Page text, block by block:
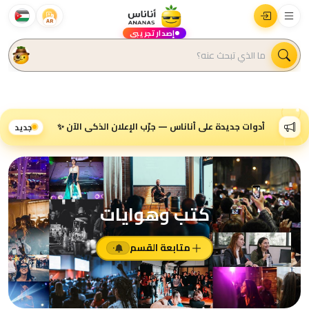
AR
إصدار تجريبي
أدوات جديدة على أناناس — جرّب الإعلان الذكي الآن ✨ جديد
كتب وهوايات
متابعة القسم ٠